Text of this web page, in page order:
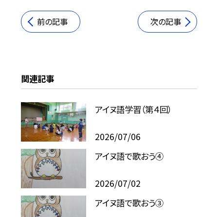
前の記事 次の記事
関連記事
アイヌ語学習（第４回）
2026/07/06
アイヌ語で歌おう④
2026/07/02
アイヌ語で歌おう③